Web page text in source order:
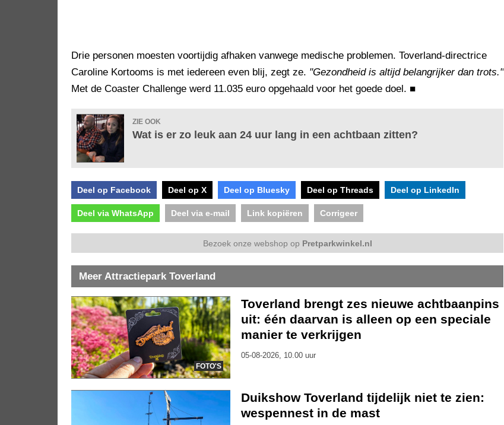
Drie personen moesten voortijdig afhaken vanwege medische problemen. Toverland-directrice
Caroline Kortooms is met iedereen even blij, zegt ze. "Gezondheid is altijd belangrijker dan trots."
Met de Coaster Challenge werd 11.035 euro opgehaald voor het goede doel. ■
ZIE OOK
Wat is er zo leuk aan 24 uur lang in een achtbaan zitten?
Deel op Facebook Deel op X Deel op Bluesky Deel op Threads Deel op LinkedIn
Deel via WhatsApp Deel via e-mail Link kopiëren Corrigeer
Bezoek onze webshop op Pretparkwinkel.nl
Meer Attractiepark Toverland
FOTO'S
Toverland brengt zes nieuwe achtbaanpins
uit: één daarvan is alleen op een speciale
manier te verkrijgen
05-08-2026, 10.00 uur
Duikshow Toverland tijdelijk niet te zien:
wespennest in de mast